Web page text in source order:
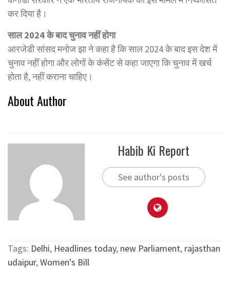
कर दिया है।
साल 2024 के बाद चुनाव नहीं होगा
आरजेडी सांसद मनोज झा ने कहा है कि साल 2024 के बाद इस देश में
चुनाव नहीं होगा और लोगों के कंसेंट से कहा जाएगा कि चुनाव में खर्च
होता है, नहीं कराना चाहिए।
About Author
Habib Ki Report
See author's posts
Tags: Delhi, Headlines today, new Parliament, rajasthan
udaipur,Women's Bill